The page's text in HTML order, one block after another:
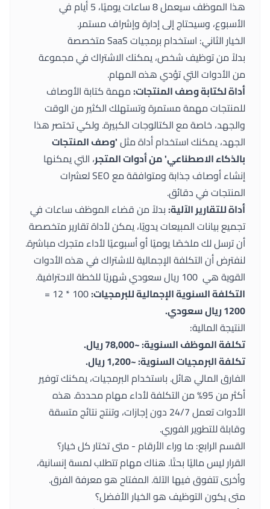
هذا الموظف سيعمل 8 ساعات يوميًا، 5 أيام في
الأسبوع، وسيحتاج إلى إدارة وإشراف مستمر.
الخيار الثاني: استخدام برمجيات SaaS متخصصة
بدلاً من توظيف شخص، يمكنك الاشتراك في مجموعة
من الأدوات التي تؤدي هذه المهام.
أداة لكتابة وصف المنتجات:مهمة كتابة الأوصاف
للمنتجات مهمة مستمرة وتستهلك الكثير من الوقت
والجهد، خاصة مع الكتالوجات الكبيرة. ولكي تختصر هذا
الجهد، يمكنك استخدام أداة مثل'وصف المنتجات
بالذكاء الاصطناعي' منأدوات المتجر، التي يمكنها
إنشاء أوصاف جذابة ومتوافقة مع SEO لعشرات
المنتجات في دقائق.
أداة للتقارير الآلية:بدلاً من قضاء الموظف ساعات في
تجميع بيانات المبيعات يدويًا، يمكن لأداة تقارير متخصصة
أن ترسل لك ملخصًا يوميًا أو أسبوعيًا لأداء متجرك مباشرة.
لنفترض أن التكلفة الإجمالية للاشتراك في هذه الأدوات
القوية هي 100 ريال سعودي شهريًا للخطة الاحترافية.
التكلفة السنوية الإجمالية للبرمجيات:
1200 ريال سعودي.
النتيجة المالية:
تكلفة الموظف السنوية: ~78,000 ريال.
تكلفة البرمجيات السنوية: ~1,200 ريال.
الفارق المالي هائل. باستخدام البرمجيات، يمكنك توفير
أكثر من 95% من التكلفة لأداء مهام محددة. هذه
الأدوات تعمل 24/7 دون إجازات، وتنتج نتائج متسقة
وقابلة للتطوير الفوري.
القسم الرابع: ما وراء الأرقام - متى تختار كل خيار؟
القرار ليس ماليًا بحتًا. هناك مهام تتطلب لمسة إنسانية،
وأخرى تتفوق فيها الآلة. المفتاح هو معرفة الفرق.
متى يكون التوظيف هو الخيار الأفضل؟